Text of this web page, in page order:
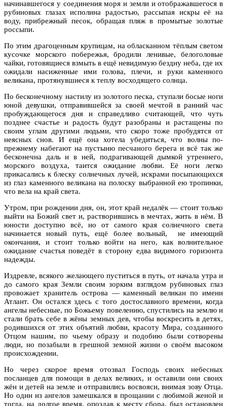
начинавшегося у соединения моря и земли и отображавшегося в
рубиновых глазах исполина радостью, рассыпая искры её на
воду, прибрежный песок, обращая пляж в промытые золотые
россыпи.
По этим драгоценным крупицам, на обласканном тёплым светом
кусочке морского побережья, бродили ленивые, белоголовые
чайки, готовящиеся взмыть в ещё невидимую бездну неба, где их
ожидали насиженные ими голова, плечи, и руки каменного
великана, протянувшиеся к теплу восходящего солнца.
По бесконечному настилу из золотого песка, ступали босые ноги
юной девушки, отправившейся за своей мечтой в ранний час
пробуждающегося дня и справедливо считающей, что чуть
позднее счастье и радость будут разобраны и растащены по
своим углам другими людьми, что скоро тоже пробудятся от
неясных снов. И ещё она хотела убедиться, что волны по-
прежнему набегают на пустыню песчаного берега и всё так же
бесконечна даль и в ней, подрагивающей дымкой утреннего,
морского воздуха, таится ожидание любви. Её ноги легко
прикасались к блеску солнечных лучей, искрами посыпающихся
из глаз каменного великана на полоску выбранной ею тропинки,
что вела на край света.
Утром, при рождении дня, он, этот край недалёк — стоит только
выйти на Божий свет и, растворившись в мечтах, жить в нём. В
юности доступно всё, но от самого края солнечного света
начинается новый путь, ещё более вольный,
не имеющий
окончания, и стоит только войти на него, как волнительное
ожидание счастья поведёт в сторону едва видимого горизонта
надежды.
Издревле, всякого желающего пуститься в путь, от начала утра и
до самого края Земли своим зорким взглядом рубиновых глаз
провожает хранитель острова — каменный великан по имени
Атлант. Он остался здесь с того достославного времени, когда
ангелы небесные, по Божьему повелению, спустились на землю и
стали брать себе в жёны земных дев, чтобы воскресить в детях,
родившихся от этих объятий любви, красоту Мира, созданного
Отцом нашим, по чьему образу и подобию были сотворены
люди, но позабыли в грешной земной жизни о своём высоком
происхождении.
Но через скорое время отозвал Господь своих небесных
посланцев для помощи в делах великих, и оставили они своих
жён и детей на земле и отправились восвояси, внимая зову Отца.
Но один из ангелов замешкался в прощании с любимой женой и
тогда, на долгое время, опоздав к месту сбора, был остановлен